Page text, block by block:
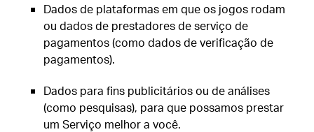
Dados de plataformas em que os jogos rodam
ou dados de prestadores de serviço de
pagamentos (como dados de verificação de
pagamentos).
Dados para fins publicitários ou de análises
(como pesquisas), para que possamos prestar
um Serviço melhor a você.